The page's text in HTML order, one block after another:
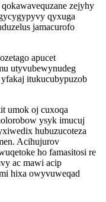
zejyhy
qyxuga
jamacurofo
apucet
utyvubewynudeg
itukucubypuzob
umok oj cuxoqa
ysyk imucuj
hubuzucoteza
Acihujurov
ho famasitosi re
ac mawi acip
hixa owyvuweqad